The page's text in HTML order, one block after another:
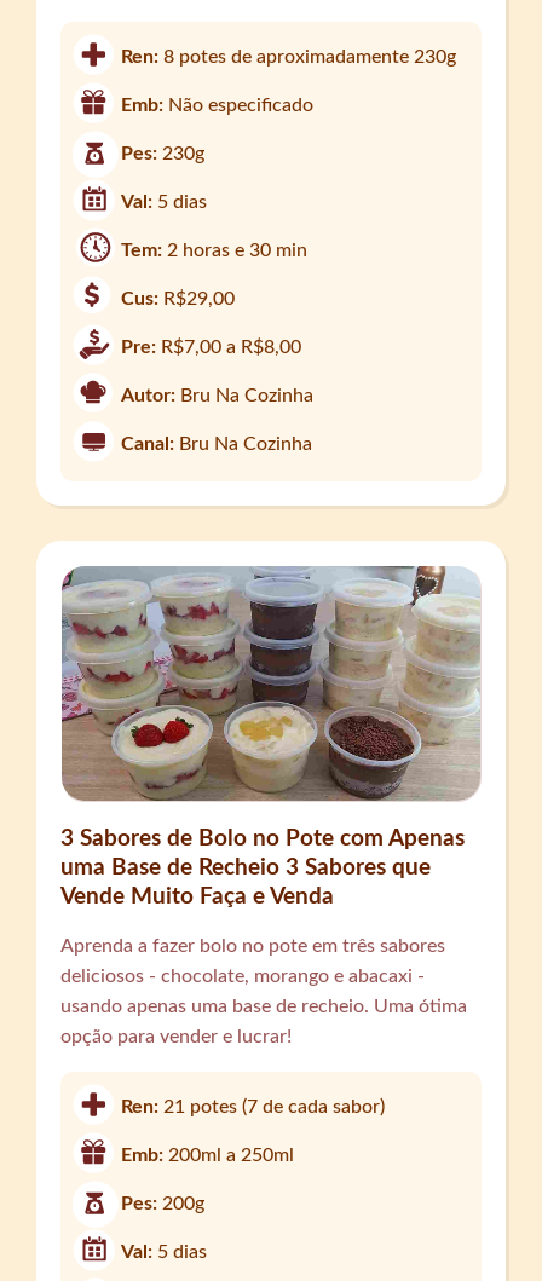
Ren:8 potes de aproximadamente 230g
Emb: Não especificado
Pes: 230g
Val: 5 dias
Tem: 2 horas e 30 min
Cus: R$29,00
Pre: R$7,00 a R$8,00
Autor: Bru Na Cozinha
Canal: Bru Na Cozinha
3 Sabores de Bolo no Pote com Apenas
uma Base de Recheio 3 Sabores que
Vende Muito Faça e Venda
Aprenda a fazer bolo no pote em três sabores
deliciosos - chocolate, morango e abacaxi -
usando apenas uma base de recheio. Uma ótima
opção para vender e lucrar!
Ren: 21 potes (7 de cada sabor)
Emb: 200ml a 250ml
Pes: 200g
Val: 5 dias